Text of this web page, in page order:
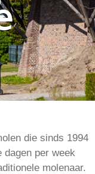
die sinds 1994
dagen per week
molenaar.